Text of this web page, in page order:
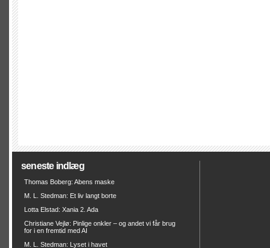
seneste indlæg
Thomas Boberg: Abens maske
M. L. Stedman: Et liv langt borte
Lotta Elstad: Xania 2. Ada
Christiane Vejlø: Pinlige onkler – og andet vi får brug
for i en fremtid med AI
M. L. Stedman: Lyset i havet